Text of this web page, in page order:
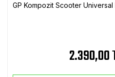
GP Kompozit Scooter Universal
2.390,00